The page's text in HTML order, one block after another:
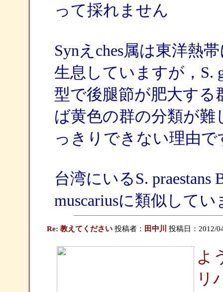
って採れません
Synえches属は東洋熱
生息していますが，S.
型で後腿節が肥大する
ば黄色の群の分類が
っきりできない理由で
台湾にいるS.
muscariusに類似して
Re: 教えてください投稿者： 田中川 投稿日：2012/
よ
リ